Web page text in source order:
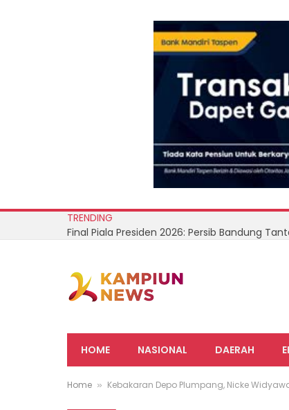
TRENDING
HOME NASIONAL DAERAH
Home » Kebakaran Depo Plumpang, Nicke